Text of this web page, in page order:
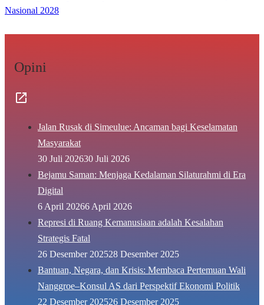
Nasional 2028
Opini
Jalan Rusak di Simeulue: Ancaman bagi Keselamatan
Masyarakat
30 Juli 202630 Juli 2026
Bejamu Saman: Menjaga Kedalaman Silaturahmi di Era
Digital
6 April 20266 April 2026
Represi di Ruang Kemanusiaan adalah Kesalahan
Strategis Fatal
26 Desember 202528 Desember 2025
Bantuan, Negara, dan Krisis: Membaca Pertemuan Wali
Nanggroe–Konsul AS dari Perspektif Ekonomi Politik
22 Desember 202526 Desember 2025